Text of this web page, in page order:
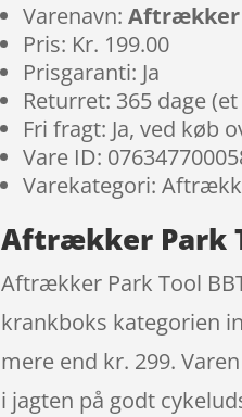
Varenavn:Aftrækker
Pris: Kr. 199.00
Prisgaranti: Ja
Returret: 365 dage
Fri fragt: Ja, ved køb
Vare ID:
Varekategori:
Aftrækker Park
Aftrækker Park Tool
krankboks kategorien
mere end kr. 299.
i jagten på godt